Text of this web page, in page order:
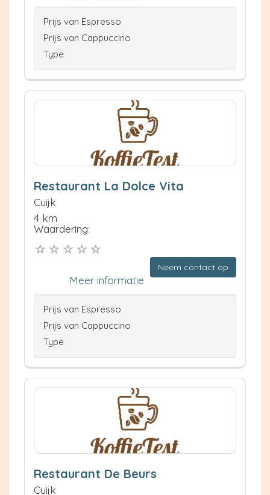
Prijs van Espresso
Prijs van Cappuccino
Type
Restaurant La Dolce Vita
Cuijk
4 km
Waardering:
Neem contact op
Meer informatie
Prijs van Espresso
Prijs van Cappuccino
Type
Restaurant De Beurs
Cuijk